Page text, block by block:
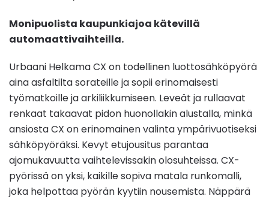
Monipuolista kaupunkiajoa kätevillä
automaattivaihteilla.
Urbaani Helkama CX on todellinen luottosähköpyörä
aina asfaltilta sorateille ja sopii erinomaisesti
työmatkoille ja arkiliikkumiseen. Leveät ja rullaavat
renkaat takaavat pidon huonollakin alustalla, minkä
ansiosta CX on erinomainen valinta ympärivuotiseksi
sähköpyöräksi. Kevyt etujousitus parantaa
ajomukavuutta vaihtelevissakin olosuhteissa. CX-
pyörissä on yksi, kaikille sopiva matala runkomalli,
joka helpottaa pyörän kyytiin nousemista. Näppärä